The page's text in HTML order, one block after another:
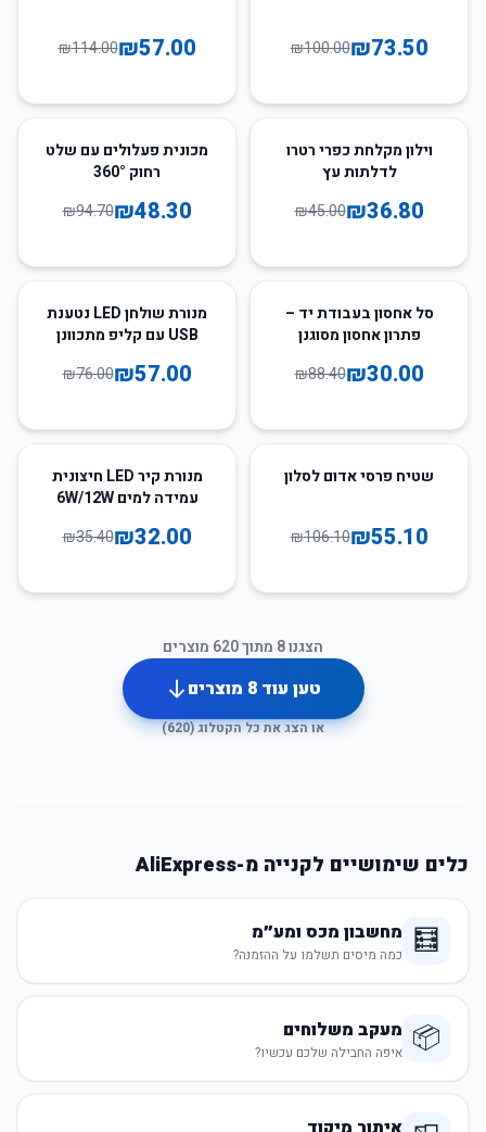
₪73.50
₪100.00
₪57.00
₪114.00
18
וילון מקלחת כפרי רטרו
לדלתות עץ
₪36.80
₪45.00
49
מכונית פעלולים עם שלט
רחוק 360°
₪48.30
₪94.70
66
סל אחסון בעבודת יד –
פתרון אחסון מסוגנן
₪30.00
₪88.40
25
מנורת שולחן LED נטענת
USB עם קליפ מתכוונן
₪57.00
₪76.00
48
שטיח פרסי אדום לסלון
₪55.10
₪106.10
10
מנורת קיר LED חיצונית
עמידה למים 6W/12W
₪32.00
₪35.40
הצגנו8 מתוך620 מוצרים
טען עוד8 מוצרים
או הצג את כל הקטלוג (620
)
כלים שימושיים לקנייה מ-AliExpress
🧮 מחשבון מכס ומע״מ
כמה מיסים תשלמו על ההזמנה?
📦 מעקב משלוחים
איפה החבילה שלכם עכשיו?